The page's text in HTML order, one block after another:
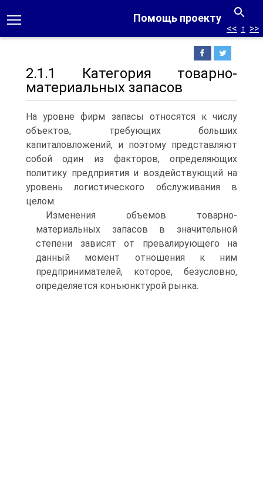
Помощь проекту
<< ↑ >>
2.1.1 Категория товарно-
материальных запасов
На уровне фирм запасы относятся к числу
объектов, требующих больших
капиталовложений, и поэтому представляют
собой один из факторов, определяющих
политику предприятия и воздействующий на
уровень логистического обслуживания в
целом.
Изменения объемов товарно-
материальных запасов в значительной
степени зависят от превалирующего на
данный момент отношения к ним
предпринимателей, которое, безусловно,
определяется конъюнктурой рынка.